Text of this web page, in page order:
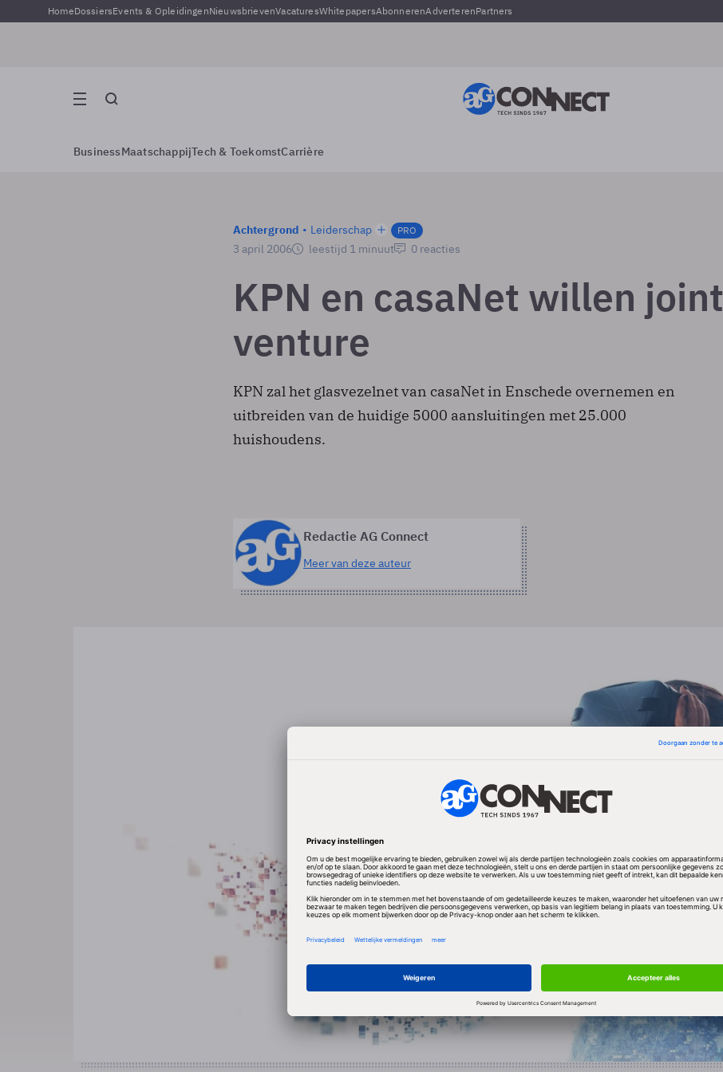
HomeDossiersEvents & OpleidingenNieuwsbrievenVacaturesWhitepapersAbonnerenAdverterenPartners
BusinessMaatschappijTech & ToekomstCarrière
Achtergrond Leiderschap PRO
3 april 2006 leestijd 1 minuut 0 reacties
KPN en casaNet willen joint
venture
KPN zal het glasvezelnet van casaNet in Enschede overnemen en
uitbreiden van de huidige 5000 aansluitingen met 25.000
huishoudens.
Redactie AG Connect
Meer van deze auteur